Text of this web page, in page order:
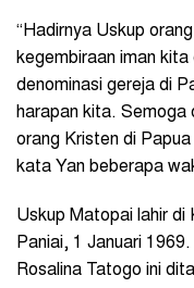
“Hadirnya Uskup
kegembiraan iman
denominasi gereja di
harapan kita. Semoga
orang Kristen di
kata Yan beberapa
Uskup Matopai lahir
Paniai, 1 Januari
Rosalina Tatogo ini